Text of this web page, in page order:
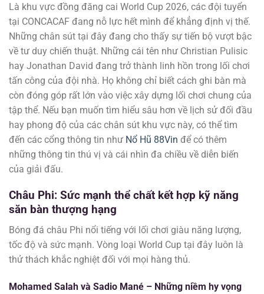
Là khu vực đồng đăng cai World Cup 2026, các đội tuyển
tại CONCACAF đang nỗ lực hết mình để khẳng định vị thế.
Những chân sút tại đây đang cho thấy sự tiến bộ vượt bậc
về tư duy chiến thuật. Những cái tên như Christian Pulisic
hay Jonathan David đang trở thành linh hồn trong lối chơi
tấn công của đội nhà. Họ không chỉ biết cách ghi bàn mà
còn đóng góp rất lớn vào việc xây dựng lối chơi chung của
tập thể. Nếu bạn muốn tìm hiểu sâu hơn về lịch sử đối đầu
hay phong độ của các chân sút khu vực này, có thể tìm
đến các cổng thông tin như Nổ Hũ 88Vin để có thêm
những thông tin thú vị và cái nhìn đa chiều về diễn biến
của giải đấu.
Châu Phi: Sức mạnh thể chất kết hợp kỹ năng
săn bàn thượng hạng
Bóng đá châu Phi nổi tiếng với lối chơi giàu năng lượng,
tốc độ và sức mạnh. Vòng loại World Cup tại đây luôn là
thử thách khắc nghiệt đối với mọi hàng thủ.
Mohamed Salah và Sadio Mané – Những niềm hy vọng